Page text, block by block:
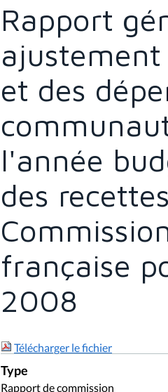
Rapport
et des
l'année
des
française
2008
Télécharger le fichier
Type
Rapport de commission